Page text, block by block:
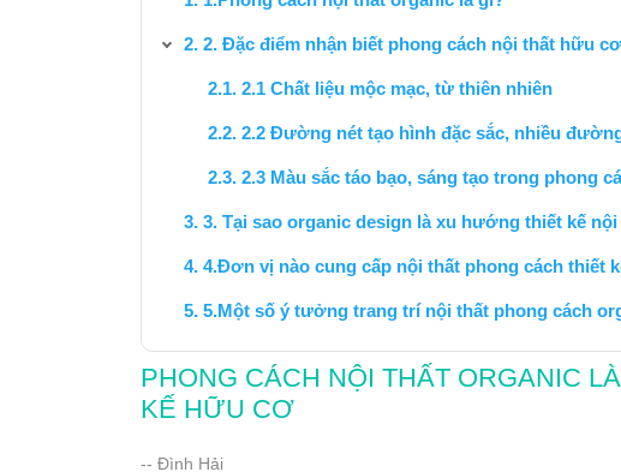
2. Đặc điểm nhận biết phong cách nội thất hữu cơ
2.1 Chất liệu mộc mạc, từ thiên nhiên
2.2 Đường nét tạo hình đặc sắc, nhiều
2.3 Màu sắc táo bạo, sáng tạo trong phong
3. Tại sao organic design là xu hướng thiết kế
4.Đơn vị nào cung cấp nội thất phong cách thiết
5.Một số ý tưởng trang trí nội thất phong cách
PHONG CÁCH NỘI THẤT ORGANIC
KẾ HỮU CƠ
-- Đình Hải